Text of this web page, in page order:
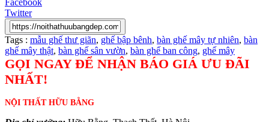
Twitter
Tags : mẫu ghế thư giãn, ghế bập bênh, bàn ghế mây tự nhiên, bàn
ghế mây thật, bàn ghế sân vườn, bàn ghế ban công, ghế mây
GỌI NGAY ĐỂ NHẬN BÁO GIÁ ƯU ĐÃI
NHẤT!
NỘI THẤT HỮU BẰNG